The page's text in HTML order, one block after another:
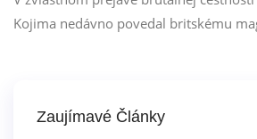
Kojima nedávno povedal britskému
Zaujímavé Články